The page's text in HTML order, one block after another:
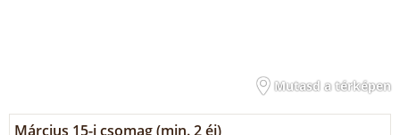
Mutasd a térképen
Március 15-i csomag (min. 2 éj)